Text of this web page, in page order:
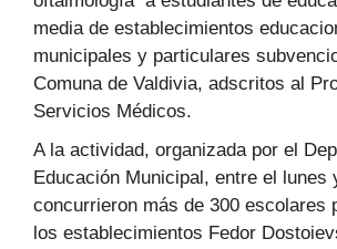
media de establecimientos
municipales y particulares
Comuna de Valdivia, adscritos al
Servicios Médicos.
A la actividad, organizada por el
Educación Municipal, entre el lunes
concurrieron más de 300 escolares
los establecimientos Fedor